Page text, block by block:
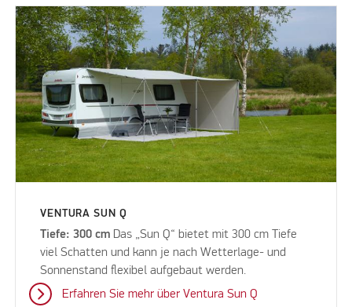
VENTURA SUN Q
Tiefe: 300 cm Das „Sun Q“ bietet mit 300 cm Tiefe
viel Schatten und kann je nach Wetterlage- und
Sonnenstand flexibel aufgebaut werden.
Erfahren Sie mehr über Ventura Sun Q